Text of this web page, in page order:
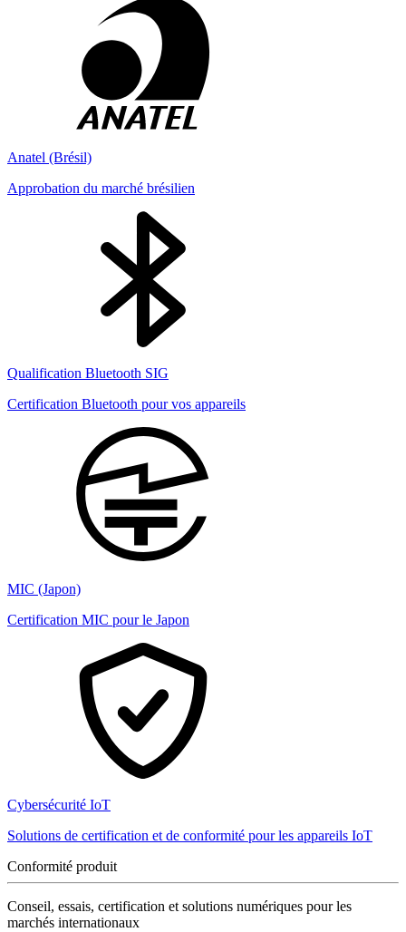
Anatel (Brésil)
Approbation du marché brésilien
Qualification Bluetooth SIG
Certification Bluetooth pour vos appareils
MIC (Japon)
Certification MIC pour le Japon
Cybersécurité IoT
Solutions de certification et de conformité pour les appareils IoT
Conformité produit
Conseil, essais, certification et solutions numériques pour les
marchés internationaux